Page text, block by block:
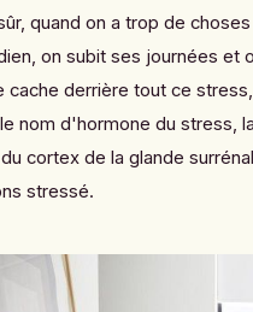
quand on a trop de
on subit ses journées et
cache derrière tout ce
nom d'hormone du stress,
cortex de la glande
stressé.